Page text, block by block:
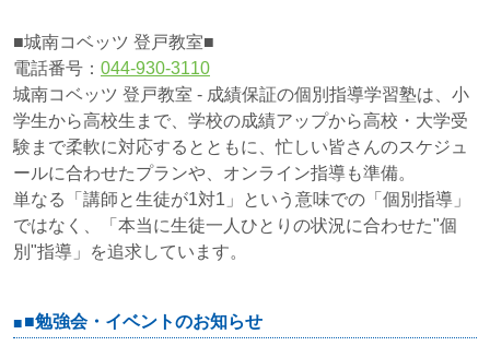
■城南コベッツ 登戸教室■
電話番号： 044-930-3110
城南コベッツ 登戸教室 - 成績保証の個別指導学習塾は、小
学生から高校生まで、学校の成績アップから高校・大学受
験まで柔軟に対応するとともに、忙しい皆さんのスケジュ
ールに合わせたプランや、オンライン指導も準備。
単なる「講師と生徒が1対1」という意味での「個別指導」
ではなく、「本当に生徒一人ひとりの状況に合わせた"個
別"指導」を追求しています。
■勉強会・イベントのお知らせ